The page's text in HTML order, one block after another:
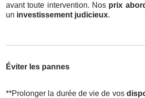
avant toute intervention. Nos prix
un investissement judicieux.
Éviter les pannes
**Prolonger la durée de vie de vos